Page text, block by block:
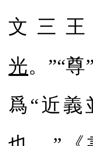
文三
光。”“
爲“近義